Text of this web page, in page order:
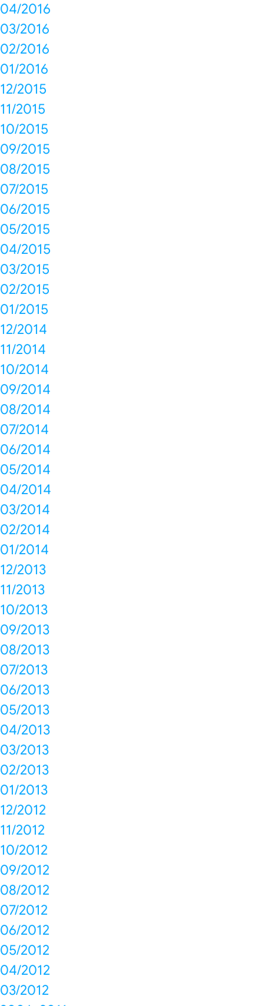
04/2016
03/2016
02/2016
01/2016
12/2015
11/2015
10/2015
09/2015
08/2015
07/2015
06/2015
05/2015
04/2015
03/2015
02/2015
01/2015
12/2014
11/2014
10/2014
09/2014
08/2014
07/2014
06/2014
05/2014
04/2014
03/2014
02/2014
01/2014
12/2013
11/2013
10/2013
09/2013
08/2013
07/2013
06/2013
05/2013
04/2013
03/2013
02/2013
01/2013
12/2012
11/2012
10/2012
09/2012
08/2012
07/2012
06/2012
05/2012
04/2012
03/2012